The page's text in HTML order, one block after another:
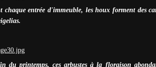
chaque entrée d'immeuble, les houx forment des
du printemps, ces arbustes à la floraison